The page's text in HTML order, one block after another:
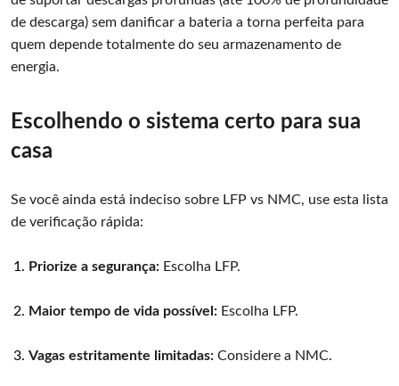
de descarga) sem danificar a bateria a torna perfeita para
quem depende totalmente do seu armazenamento de
energia.
Escolhendo o sistema certo para sua
casa
Se você ainda está indeciso sobre LFP vs NMC, use esta lista
de verificação rápida:
Priorize a segurança: Escolha LFP.
Maior tempo de vida possível: Escolha LFP.
Vagas estritamente limitadas: Considere a NMC.